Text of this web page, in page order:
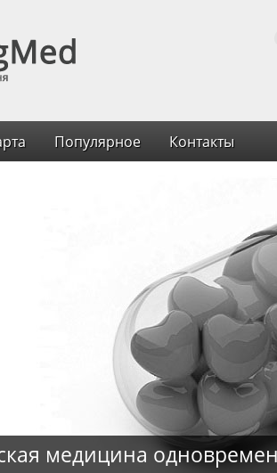
Популярное Контакты
медицина